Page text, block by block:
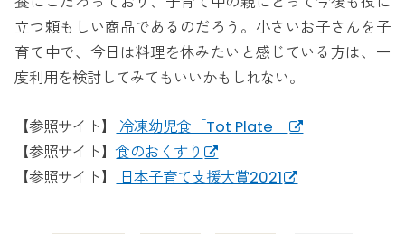
立つ頼もしい商品であるのだろう。小さいお子さんを子
育て中で、今日は料理を休みたいと感じている方は、一
度利用を検討してみてもいいかもしれない。
【参照サイト】
冷凍幼児食「Tot Plate」
【参照サイト】食のおくすり
【参照サイト】
日本子育て支援大賞2021